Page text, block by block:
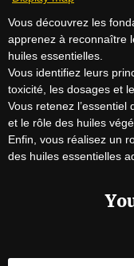
Vous découvrez les
apprenez à reconnaître
huiles essentielles.
Vous identifiez leurs
toxicité, les dosages et
Vous retenez
et le rôle des huiles
Enfin, vous réalisez un
des huiles essentielles